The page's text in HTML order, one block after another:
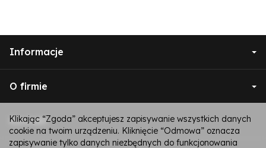
Informacje
O firmie
Kontakt
Klikając “Zgoda” akceptujesz zapisywanie wszystkich danych
cookie na twoim urządzeniu. Kliknięcie “Odmowa” oznacza
zapisywanie tylko danych niezbędnych do funkcjonowania